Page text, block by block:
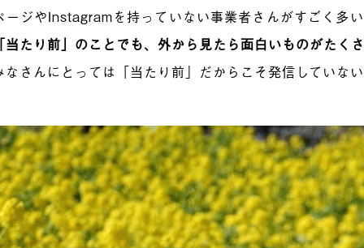
ージやInstagramを持っていない事業者さんがすごく多
当たり前」のことでも、外から見たら面白いものがたく
なさんにとっては「当たり前」だからこそ発信していな